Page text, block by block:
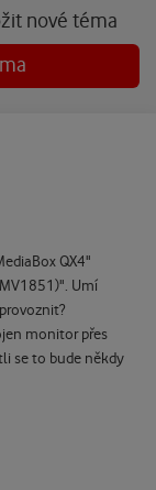
nové téma
QX4"
Umí
monitor přes
se to bude někdy